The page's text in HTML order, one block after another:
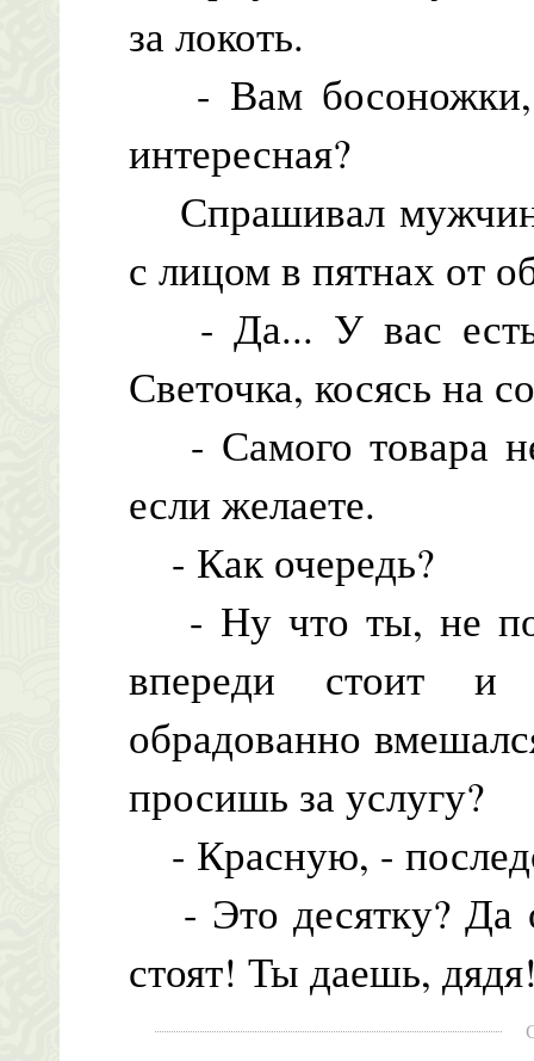
за локоть.
- Вам босоножки,
интересная?
Спрашивал
с лицом в пятнах от
- Да... У вас
Светочка, косясь на
- Самого товара
если желаете.
- Как очередь?
- Ну что ты, не
впереди стоит и
обрадованно
просишь за услугу?
- Красную, -
- Это десятку? Да
стоят! Ты даешь,